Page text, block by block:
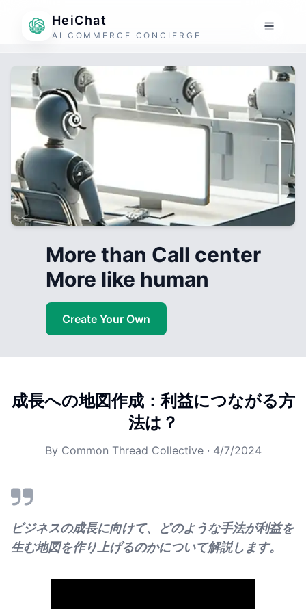
HeiChat
AI COMMERCE CONCIERGE
More than Call center
More like human
Create Your Own
成長への地図作成：利益につながる方
法は？
By Common Thread Collective· 4/7/2024
ビジネスの成長に向けて、どのような手法が利益を
生む地図を作り上げるのかについて解説します。